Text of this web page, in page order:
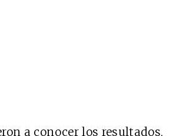
a conocer los resultados,